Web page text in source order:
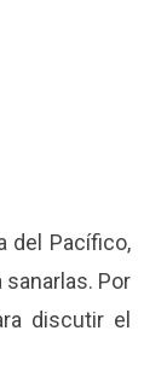
del Pacífico,
Por
discutir el